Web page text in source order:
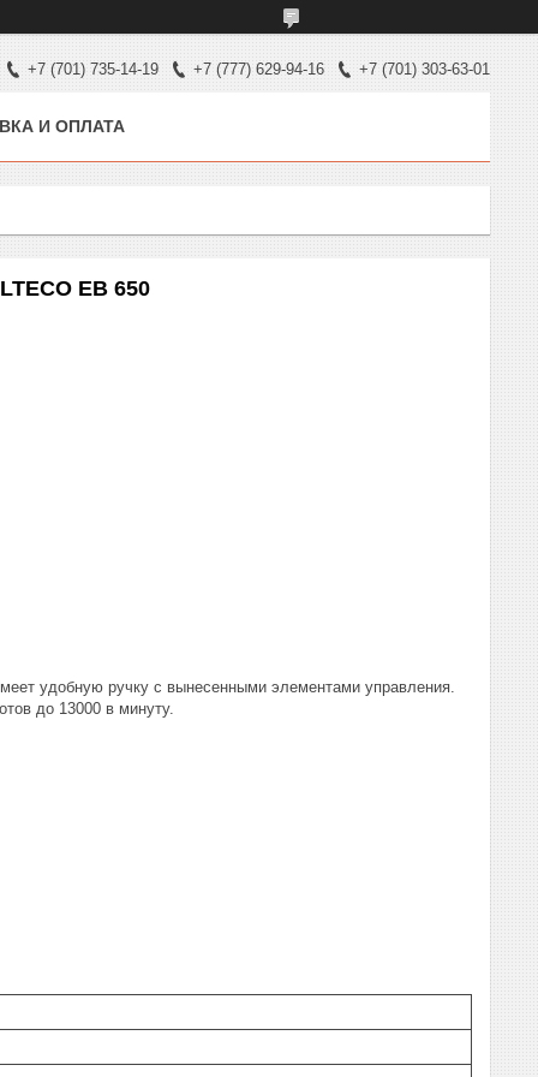
+7 (701) 735-14-19 +7 (777) 629-94-16 +7 (701) 303-63-01
И ОПЛАТА
EB 650
удобную ручку с вынесенными элементами управления.
до 13000 в минуту.